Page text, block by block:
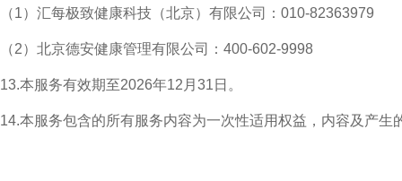
（1）汇每极致健康科技（北京）有限公司：010-82363979
（2）北京德安健康管理有限公司：400-602-9998
13.本服务有效期至2026年12月31日。
14.本服务包含的所有服务内容为一次性适用权益，内容及产